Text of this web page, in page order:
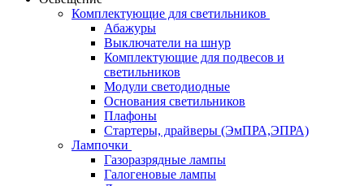
Комплектующие для светильников
Абажуры
Выключатели на шнур
Комплектующие для подвесов и
светильников
Модули светодиодные
Основания светильников
Плафоны
Стартеры, драйверы (ЭмПРА,ЭПРА)
Лампочки
Газоразрядные лампы
Галогеновые лампы